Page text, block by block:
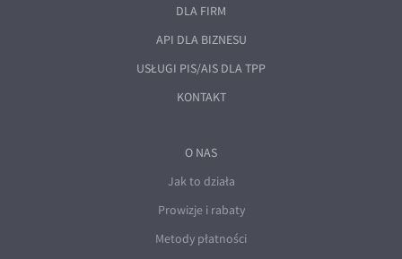
DLA FIRM
API DLA BIZNESU
USŁUGI PIS/AIS DLA TPP
KONTAKT
O NAS
Jak to działa
Prowizje i rabaty
Metody płatności